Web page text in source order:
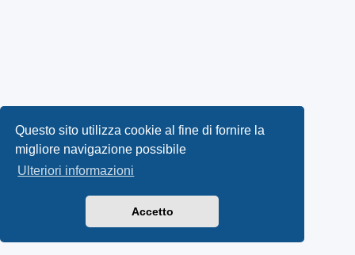
Questo sito utilizza cookie al fine di fornire la
migliore navigazione possibile
Ulteriori informazioni
Accetto